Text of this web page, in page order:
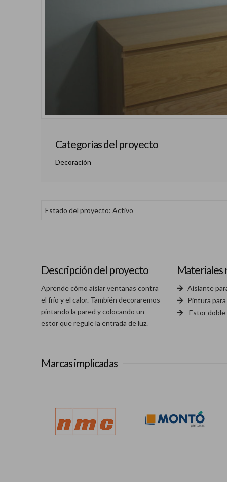
Categorías del proyecto
Decoración
Estado del proyecto: Activo
Descripción del proyecto
Aprende cómo aislar ventanas contra
el frío y el calor. También decoraremos
pintando la pared y colocando un
estor que regule la entrada de luz.
Materiales
Aislante
Pintura
Estor
Marcas implicadas